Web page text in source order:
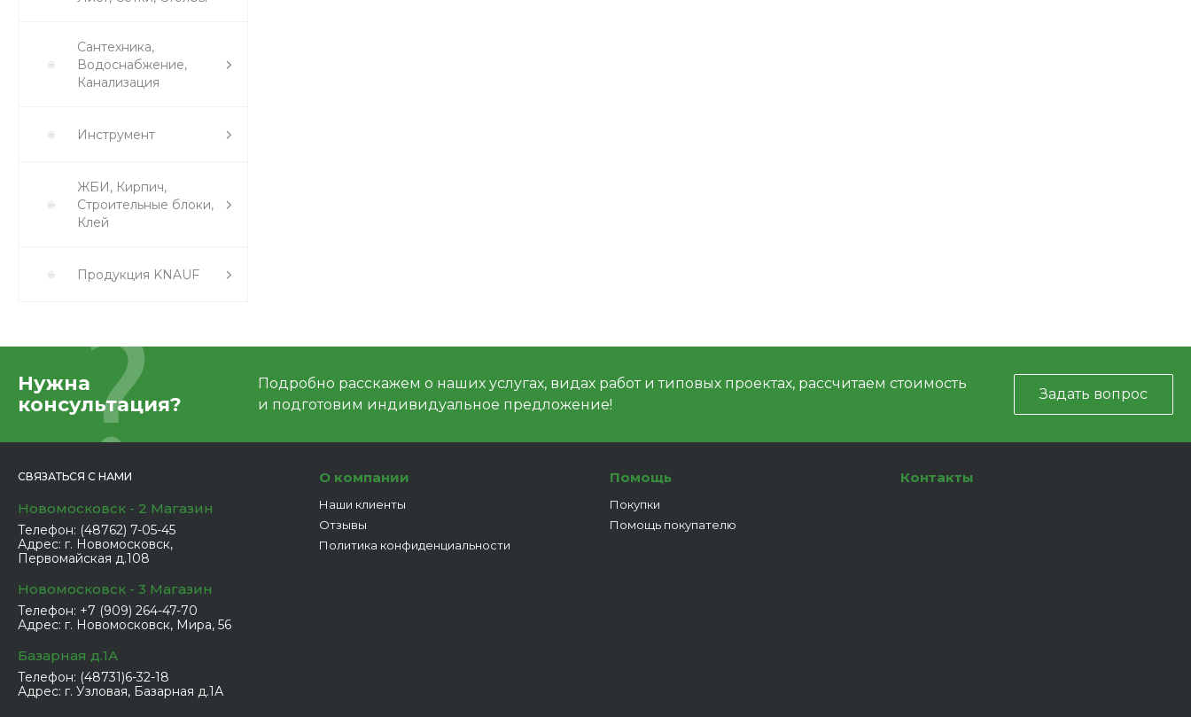
Сантехника,
Водоснабжение,
Канализация
Инструмент
ЖБИ, Кирпич,
Строительные блоки,
Клей
Продукция KNAUF
Нужна
консультация?
Подробно расскажем о наших услугах, видах работ и типовых проектах, рассчитаем стоимость
и подготовим индивидуальное предложение!
Задать вопрос
СВЯЗАТЬСЯ С НАМИ
Новомосковск - 2 Магазин
Телефон: (48762) 7-05-45
Адрес: г. Новомосковск,
Первомайская д.108
Новомосковск - 3 Магазин
Телефон: +7 (909) 264-47-70
Адрес: г. Новомосковск, Мира, 56
Базарная д.1А
Телефон: (48731)6-32-18
Адрес: г. Узловая, Базарная д.1А
О компании
Наши клиенты
Отзывы
Политика конфиденциальности
Помощь
Покупки
Помощь покупателю
Контакты